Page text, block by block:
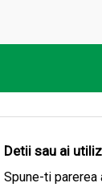
sănătății,
Detii sau ai
Spune-ti parerea